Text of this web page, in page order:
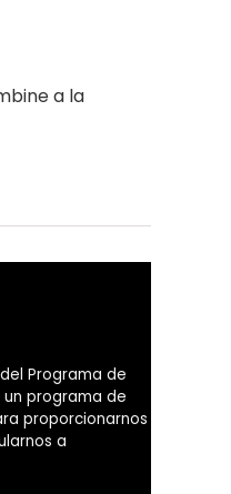
a la
Programa de
un programa de
proporcionarnos
a